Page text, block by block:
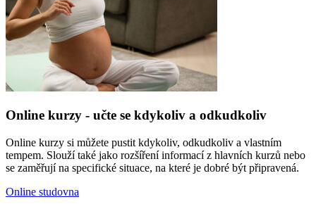
Online kurzy - učte se kdykoliv a odkudkoliv
Online kurzy si můžete pustit kdykoliv, odkudkoliv a vlastním
tempem. Slouží také jako rozšíření informací z hlavních kurzů nebo
se zaměřují na specifické situace, na které je dobré být připravená.
Online studovna